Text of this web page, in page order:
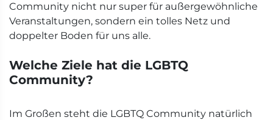
Community nicht nur super für außergewöhnliche
Veranstaltungen, sondern ein tolles Netz und
doppelter Boden für uns alle.
Welche Ziele hat die LGBTQ
Community?
Im Großen steht die LGBTQ Community natürlich